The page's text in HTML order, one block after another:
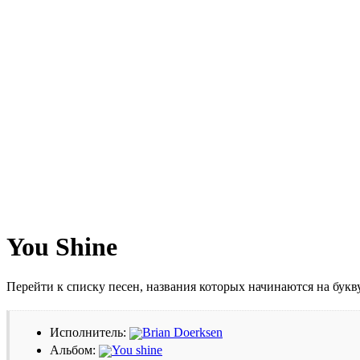
You Shine
Перейти к списку песен, названия которых начинаются на
Исполнитель:
Brian Doerksen
Альбом:
You shine